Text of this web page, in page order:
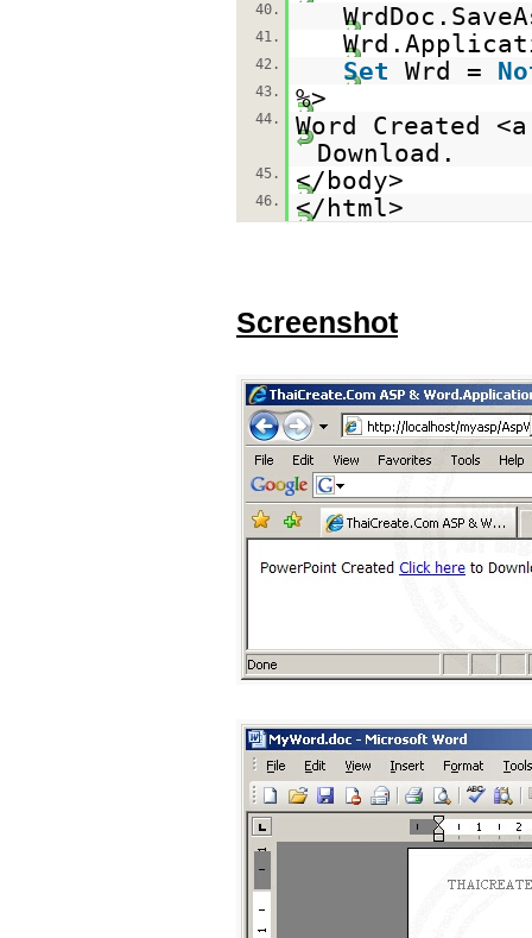
40.
41.
42. Set Wrd =
43. %>
44.
Word Created
Download.
45. </body>
46. </html>
Screenshot